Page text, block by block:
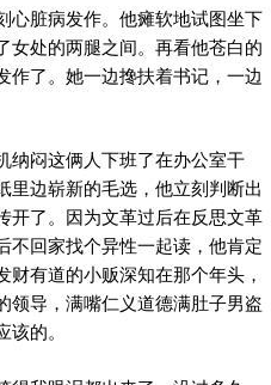
心脏病发作。他瘫软地试图坐下
女处的两腿之间。再看他苍白的
作了。她一边搀扶着书记，一边
纳闷这俩人下班了在办公室干
里边崭新的毛选，他立刻判断出
开了。因为文革过后在反思文革
不回家找个异性一起读，他肯定
有道的小贩深知在那个年头，
领导，满嘴仁义道德满肚子男盗
的。